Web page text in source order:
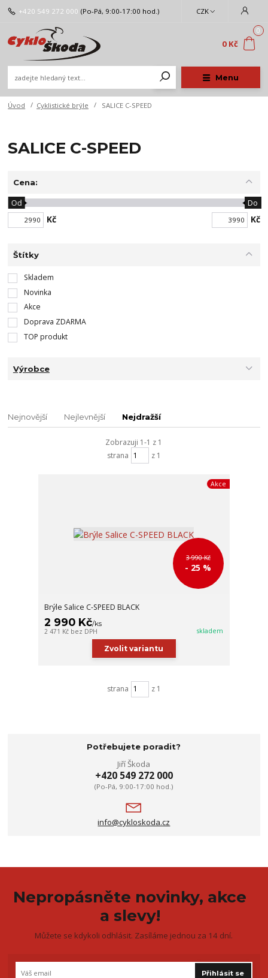
Menu
CZK
+420 549 272 000 (Po-Pá, 9:00-17:00 hod.)
0
0 Kč
Úvod Cyklistické brýle SALICE C-SPEED
SALICE C-SPEED
Cena:
Kč
Od Do
Kč
Štítky
Skladem
Novinka
Akce
Doprava ZDARMA
TOP produkt
Výrobce
Nejnovější Nejlevnější Nejdražší
Zobrazuji 1-1 z 1
strana
z 1
Akce
3 990 Kč
- 25 %
Brýle Salice C-SPEED BLACK
2 990 Kč/ks
2 471 Kč bez DPH skladem
Zvolit variantu
strana z 1
Potřebujete poradit?
Jiří Škoda
+420 549 272 000
(Po-Pá, 9:00-17:00 hod.)
info@cykloskoda.cz
Nepropásněte novinky, akce
a slevy!
Můžete se kdykoli odhlásit. Zasíláme jednou za 14 dní.
Přihlásit se